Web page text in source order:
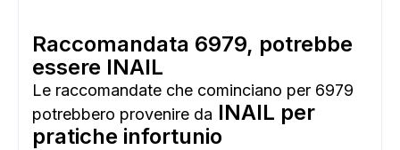
Raccomandata 6979, potrebbe
essere INAIL
Le raccomandate che cominciano per 6979
potrebbero provenire da INAIL per
pratiche infortunio